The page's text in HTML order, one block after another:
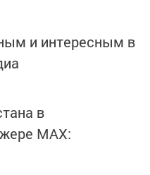
и интересным в
в
MАХ: